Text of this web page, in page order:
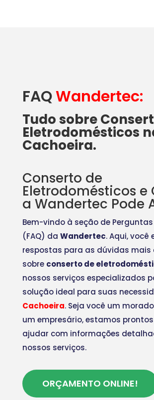
FAQWandertec:
Tudo sobre
Eletrodomésticos
Cachoeira.
Conserto de
Eletrodomésticos e
a Wandertec Pode
Bem-vindo à seção de
(FAQ) da Wandertec. Aqui, você
respostas para as dúvidas mais
sobre conserto de
nossos serviços especializados
solução ideal para suas
Cachoeira. Seja você um
um empresário, estamos
ajudar com informações
nossos serviços.
ORÇAMENTO ONLINE!